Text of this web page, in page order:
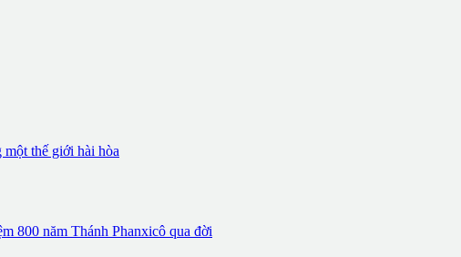
thế giới hài hòa
800 năm Thánh Phanxicô qua đời